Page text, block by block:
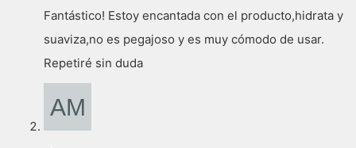
Fantástico! Estoy encantada con el producto,hidrata y
suaviza,no es pegajoso y es muy cómodo de usar.
Repetiré sin duda